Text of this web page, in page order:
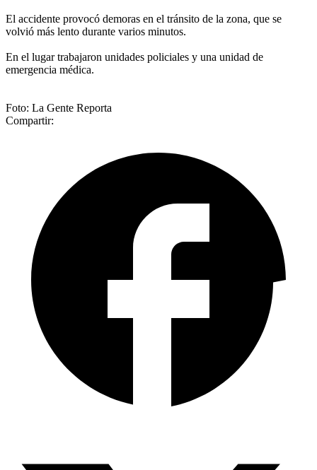
El accidente provocó demoras en el tránsito de la zona, que se
volvió más lento durante varios minutos.
En el lugar trabajaron unidades policiales y una unidad de
emergencia médica.
Foto: La Gente Reporta
Compartir: